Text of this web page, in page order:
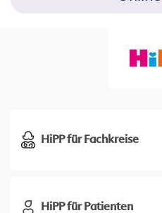
HiPP für Fachkreise
HiPP für Patienten